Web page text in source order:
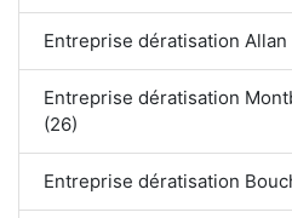
Entreprise dératisation Allan
Entreprise dératisation
(26)
Entreprise dératisation